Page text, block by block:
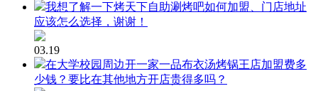
我想了解一下烤天下自助涮烤吧如何加盟、门店地址
应该怎么选择，谢谢！
03.19
在大学校园周边开一家一品布衣汤烤锅王店加盟费多
少钱？要比在其他地方开店贵得多吗？